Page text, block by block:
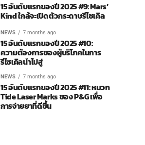
15 อันดับแรกของปี 2025 #9: Mars’
Kind ใกล้จะเปิดตัวกระดาษรีไซเคิล
NEWS 7 months ago
15 อันดับแรกของปี 2025 #10:
ความต้องการของผู้บริโภคในการ
รีไซเคิลนำไปสู่
NEWS 7 months ago
15 อันดับแรกของปี 2025 #11: หมวก
Tide Laser Marks ของ P&G เพื่อ
การจ่ายยาที่ดีขึ้น